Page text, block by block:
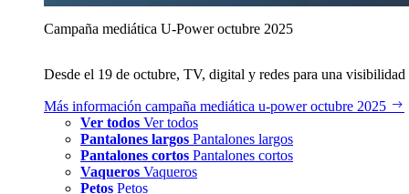
Campaña mediática U‑Power octubre 2025
Desde el 19 de octubre, TV, digital y redes para una
Más información campaña mediática u‑power octubre 2025
Ver todos Ver todos
Pantalones largos Pantalones largos
Pantalones cortos Pantalones cortos
Vaqueros Vaqueros
Petos Petos